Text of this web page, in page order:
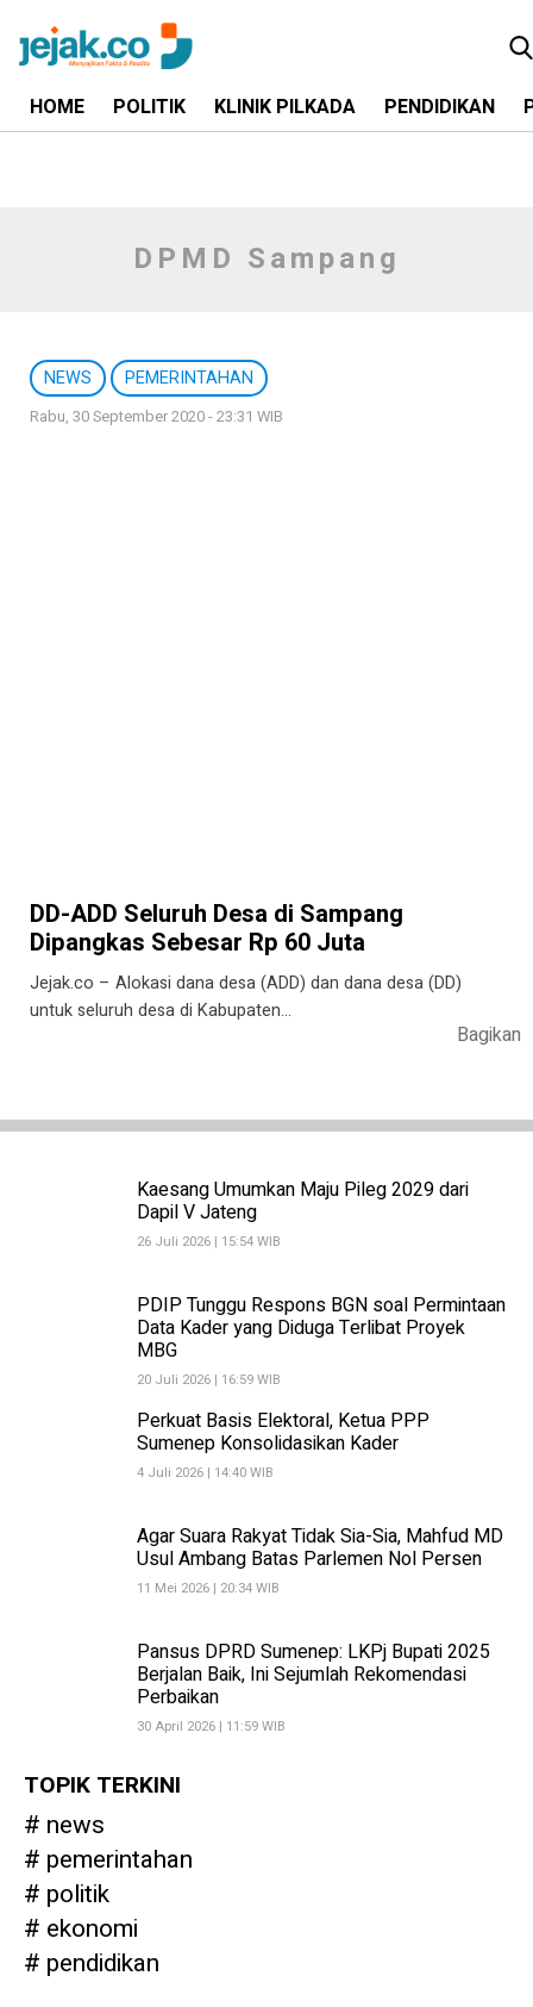
HOME POLITIK KLINIK PILKADA PENDIDIKAN
Kaesang Umumkan Maju Pileg 2029 dari
Dapil V Jateng
26 Juli 2026 | 15:54 WIB
PDIP Tunggu Respons BGN soal Permintaan
Data Kader yang Diduga Terlibat Proyek
MBG
20 Juli 2026 | 16:59 WIB
Perkuat Basis Elektoral, Ketua PPP
Sumenep Konsolidasikan Kader
4 Juli 2026 | 14:40 WIB
Agar Suara Rakyat Tidak Sia-Sia, Mahfud MD
Usul Ambang Batas Parlemen Nol Persen
11 Mei 2026 | 20:34 WIB
Pansus DPRD Sumenep: LKPj Bupati 2025
Berjalan Baik, Ini Sejumlah Rekomendasi
Perbaikan
30 April 2026 | 11:59 WIB
TOPIK TERKINI
news
pemerintahan
politik
ekonomi
pendidikan
DPMD Sampang
NEWS PEMERINTAHAN
Rabu, 30 September 2020 - 23:31 WIB
DD-ADD Seluruh Desa di Sampang
Dipangkas Sebesar Rp 60 Juta
Jejak.co – Alokasi dana desa (ADD) dan dana desa (DD)
untuk seluruh desa di Kabupaten…
Bagikan